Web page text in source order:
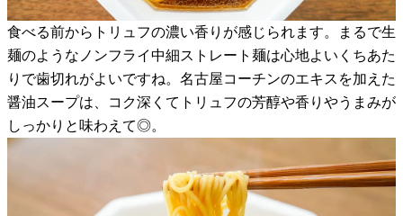
食べる前からトリュフの濃い香りが感じられます。まるで生
麺のようなノンフライ中細ストレート麺は心地よいくちあた
りで歯切れがよいですね。名古屋コーチンのエキスを加えた
醤油スープは、コク深くてトリュフの芳醇や香りやうまみが
しっかりと味わえて◎。